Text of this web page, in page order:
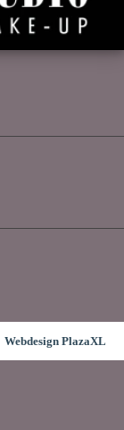
Webdesign PlazaXL